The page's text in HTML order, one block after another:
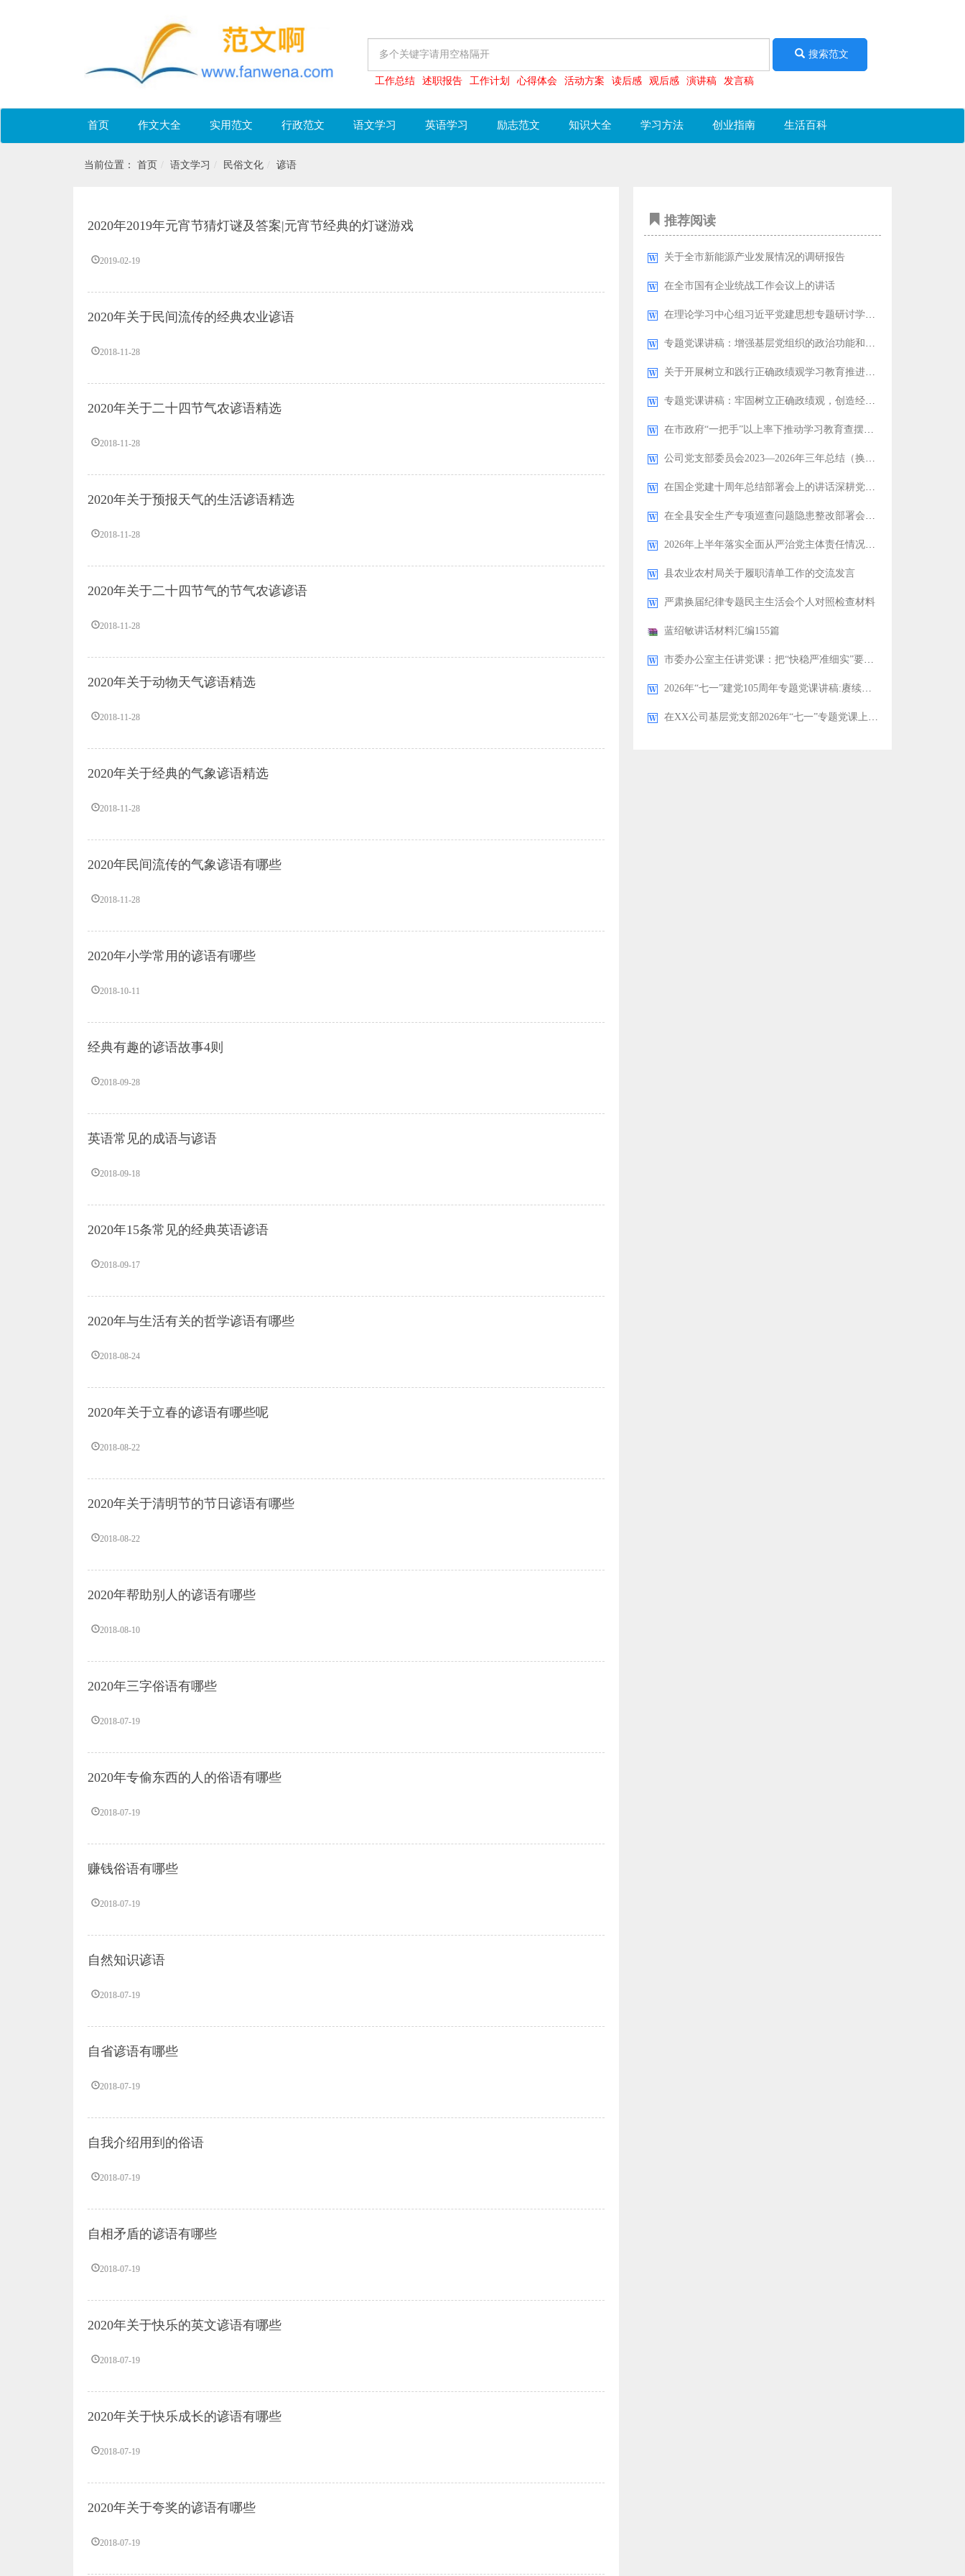
搜索范文
工作总结 述职报告 工作计划 心得体会 活动方案 读后感 观后感 演讲稿 发言稿
首页 作文大全 实用范文 行政范文 语文学习 英语学习 励志范文 知识大全 学习方法 创业指南 生活百科
当前位置： 首页 语文学习 民俗文化 谚语
2020年2019年元宵节猜灯谜及答案|元宵节经典的灯谜游戏
2019-02-19
2020年关于民间流传的经典农业谚语
2018-11-28
2020年关于二十四节气农谚语精选
2018-11-28
2020年关于预报天气的生活谚语精选
2018-11-28
2020年关于二十四节气的节气农谚谚语
2018-11-28
2020年关于动物天气谚语精选
2018-11-28
2020年关于经典的气象谚语精选
2018-11-28
2020年民间流传的气象谚语有哪些
2018-11-28
2020年小学常用的谚语有哪些
2018-10-11
经典有趣的谚语故事4则
2018-09-28
英语常见的成语与谚语
2018-09-18
2020年15条常见的经典英语谚语
2018-09-17
2020年与生活有关的哲学谚语有哪些
2018-08-24
2020年关于立春的谚语有哪些呢
2018-08-22
2020年关于清明节的节日谚语有哪些
2018-08-22
2020年帮助别人的谚语有哪些
2018-08-10
2020年三字俗语有哪些
2018-07-19
2020年专偷东西的人的俗语有哪些
2018-07-19
赚钱俗语有哪些
2018-07-19
自然知识谚语
2018-07-19
自省谚语有哪些
2018-07-19
自我介绍用到的俗语
2018-07-19
自相矛盾的谚语有哪些
2018-07-19
2020年关于快乐的英文谚语有哪些
2018-07-19
2020年关于快乐成长的谚语有哪些
2018-07-19
2020年关于夸奖的谚语有哪些
2018-07-19
推荐阅读
关于全市新能源产业发展情况的调研报告
在全市国有企业统战工作会议上的讲话
在理论学习中心组习近平党建思想专题研讨学习会上的发言：深学细悟党建思想铸魂强基引领征程
专题党课讲稿：增强基层党组织的政治功能和组织功能
关于开展树立和践行正确政绩观学习教育推进情况的总结报告
专题党课讲稿：牢固树立正确政绩观，创造经得起历史和人民检验的实绩
在市政府“一把手”以上率下推动学习教育查摆问题整改整治工作会议上的讲话
公司党支部委员会2023—2026年三年总结（换届报告）
在国企党建十周年总结部署会上的讲话深耕党建沃土赋能国企发展
在全县安全生产专项巡查问题隐患整改部署会上的讲话
2026年上半年落实全面从严治党主体责任情况报告（税务局）
县农业农村局关于履职清单工作的交流发言
严肃换届纪律专题民主生活会个人对照检查材料
蓝绍敏讲话材料汇编155篇
市委办公室主任讲党课：把“快稳严准细实”要求贯穿于市委办公室工作全过程，着力推动市委办公室作风全面过硬
2026年“七一”建党105周年专题党课讲稿:赓续百年奋斗初心勇担时代复兴使命
在XX公司基层党支部2026年“七一”专题党课上的讲稿